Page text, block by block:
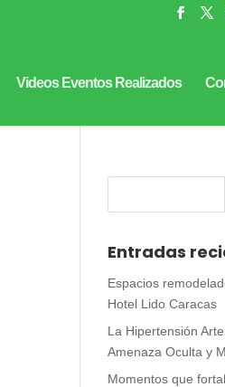
Videos Eventos Realizados
Entradas
Espacios
Hotel Lido Caracas
La Hipertensión
Amenaza Oculta y
Momentos que